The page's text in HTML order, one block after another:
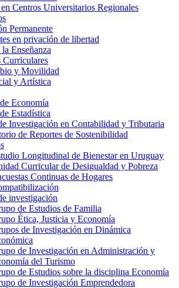
Centros Universitarios Regionales
Permanente
en privación de libertad
Enseñanza
Curriculares
y Movilidad
y Artística
Economía
Estadística
Investigación en Contabilidad y Tributaria
de Reportes de Sostenibilidad
Longitudinal de Bienestar en Uruguay
Curricular de Desigualdad y Pobreza
Continuas de Hogares
investigación
de Estudios de Familia
Ética, Justicia y Economía
de Investigación en Dinámica
de Investigación en Administración y
del Turismo
de Estudios sobre la disciplina Economía
de Investigación Emprendedora